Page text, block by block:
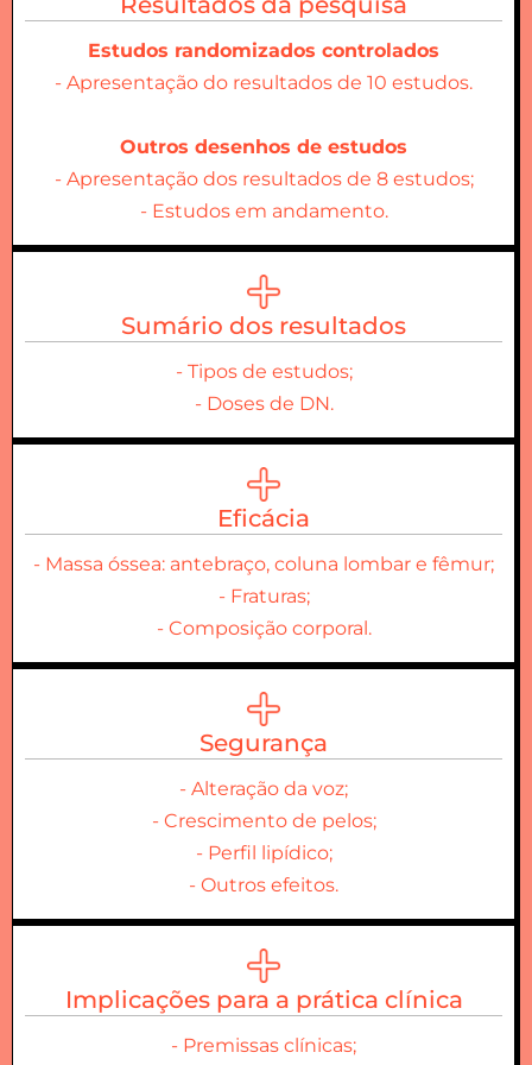
Estudos randomizados controlados
- Apresentação do resultados de 10 estudos.
Outros desenhos de estudos
- Apresentação dos resultados de 8 estudos;
- Estudos em andamento.
Sumário dos resultados
- Tipos de estudos;
- Doses de DN.
Eficácia
- Massa óssea: antebraço, coluna lombar e fêmur;
- Fraturas;
- Composição corporal.
Segurança
- Alteração da voz;
- Crescimento de pelos;
- Perfil lipídico;
- Outros efeitos.
Implicações para a prática clínica
- Premissas clínicas;